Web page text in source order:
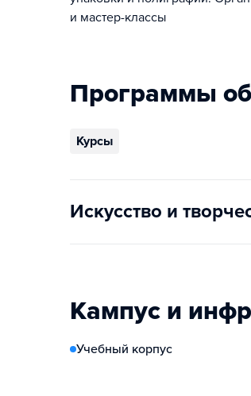
и мастер-классы
Программы
Курсы
Искусство и
Кампус и
Учебный корпус